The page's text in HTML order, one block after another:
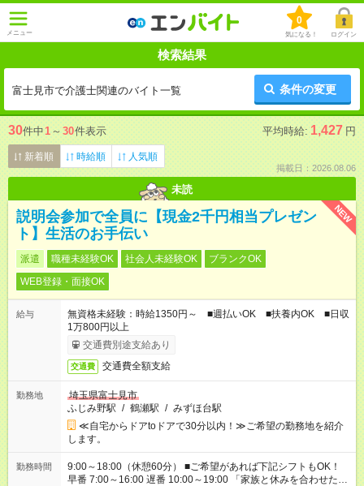
メニュー
0
気になる！ ログイン
検索結果
富士見市で介護士関連のバイト一覧 条件の変更
30件中1 ～ 30件表示 平均時給: 1,427 円
新着順 時給順 人気順
掲載日：2026.08.06
未読
NEW
説明会参加で全員に【現金2千円相当プレゼン
ト】生活のお手伝い
派遣 職種未経験OK 社会人未経験OK
ブランクOK
WEB登録・面接OK
給与
無資格未経験：時給1350円～ ■週払いOK ■扶養内OK ■日収
1万800円以上
交通費別途支給あり
交通費 交通費全額支給
勤務地
埼玉県富士見市
ふじみ野駅 / 鶴瀬駅 / みずほ台駅
≪自宅からドアtoドアで30分以内！≫ご希望の勤務地を紹介
します。
勤務時間
9:00～18:00（休憩60分） ■ご希望があれば下記シフトもOK！
早番 7:00～16:00 遅番 10:00～19:00 「家族と休みを合わせた